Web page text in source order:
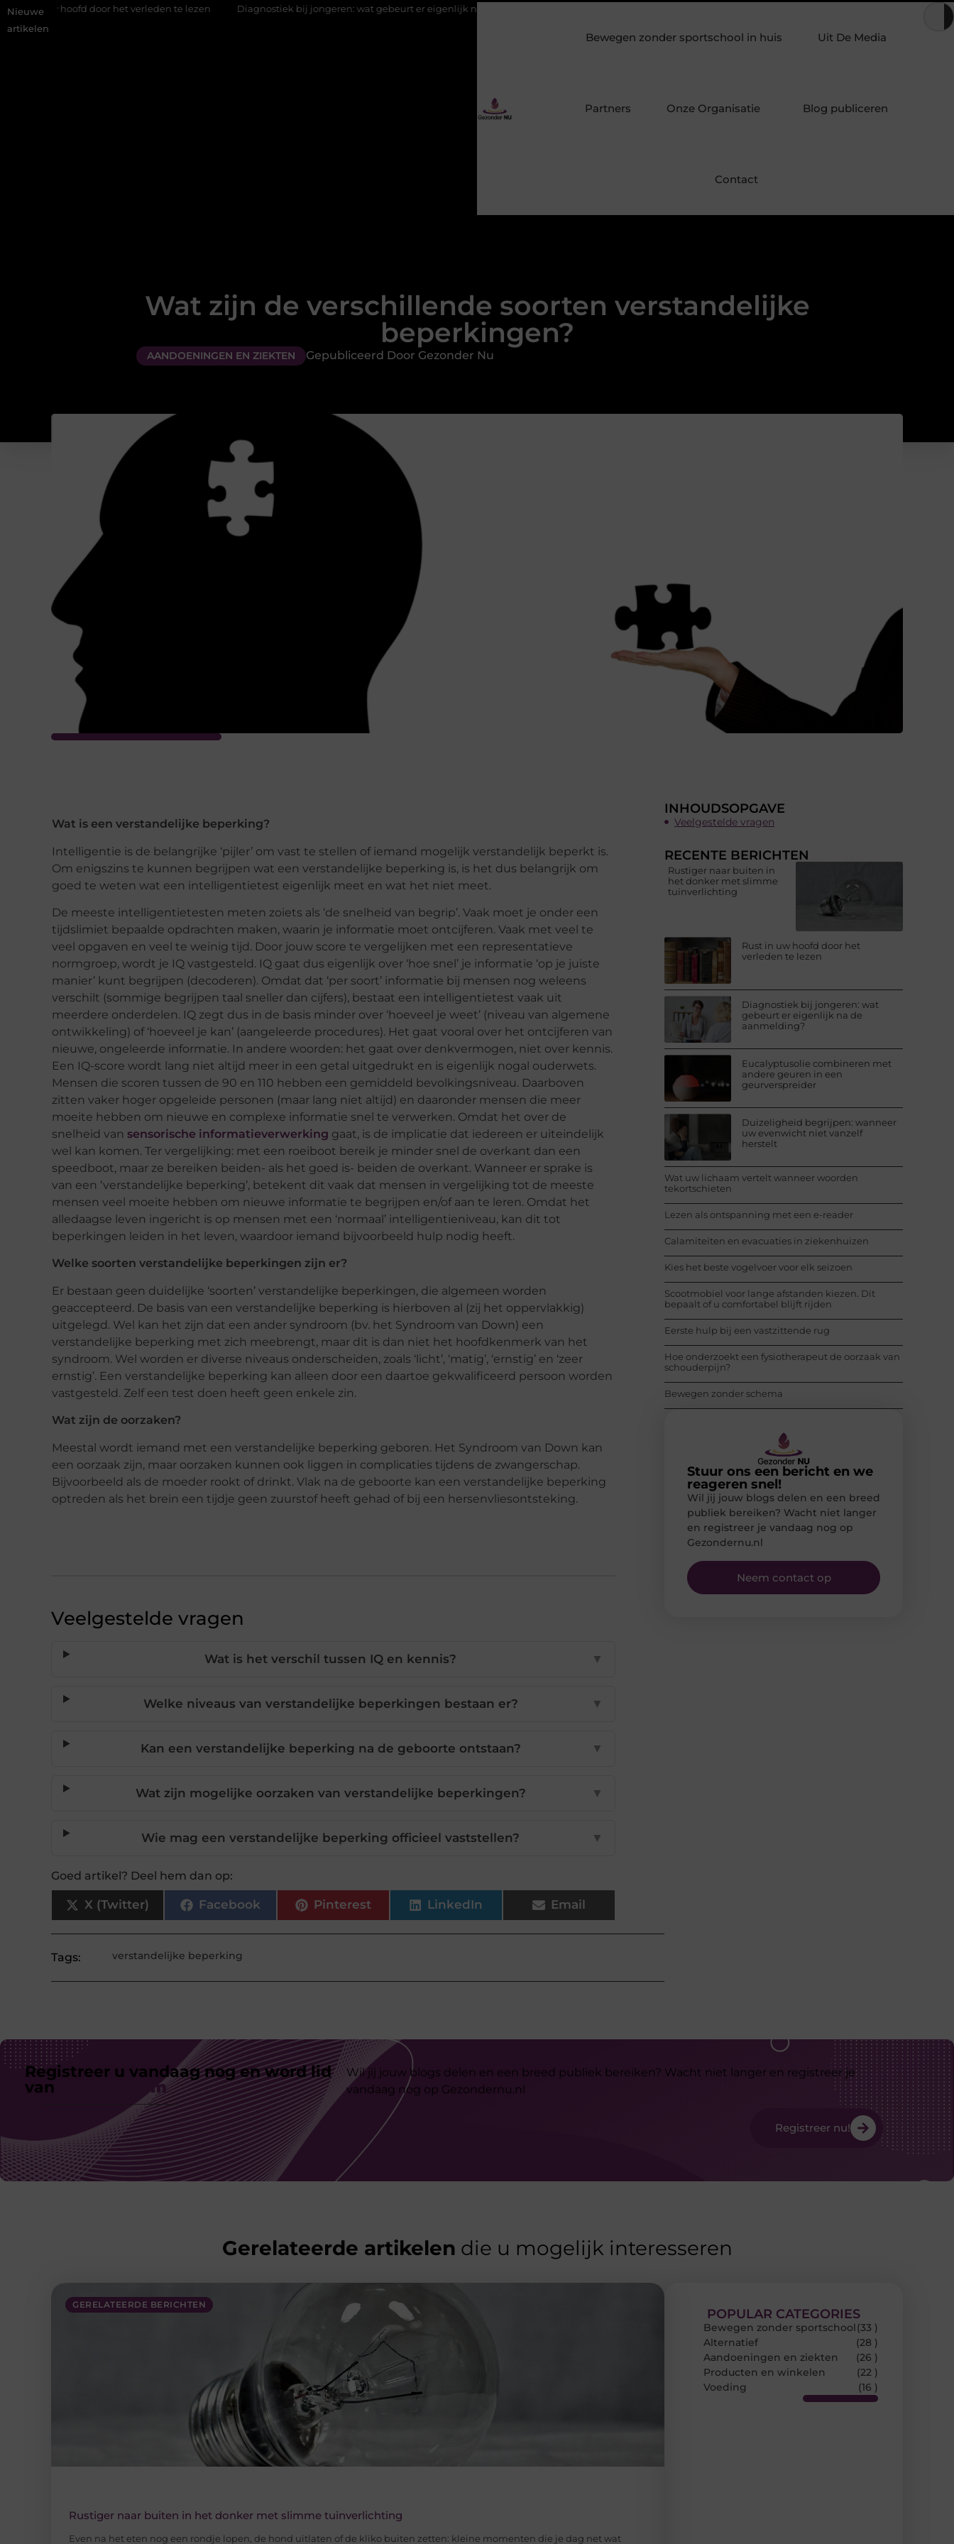
Nieuwe
artikelen
door het verleden te lezen Diagnostiek bij jongeren: wat gebeurt er eigenlijk na de aanmelding? Duizeligheid
Bewegen zonder sportschool in huis Uit De Media
Partners Onze Organisatie Blog publiceren
Contact
Wat zijn de verschillende soorten verstandelijke
beperkingen?
AANDOENINGEN EN ZIEKTEN Gepubliceerd Door Gezonder Nu
Wat is een verstandelijke beperking?
Intelligentie is de belangrijke ‘pijler’ om vast te stellen of iemand mogelijk verstandelijk beperkt is.
Om enigszins te kunnen begrijpen wat een verstandelijke beperking is, is het dus belangrijk om
goed te weten wat een intelligentietest eigenlijk meet en wat het niet meet.
De meeste intelligentietesten meten zoiets als ‘de snelheid van begrip’. Vaak moet je onder een
tijdslimiet bepaalde opdrachten maken, waarin je informatie moet ontcijferen. Vaak met veel te
veel opgaven en veel te weinig tijd. Door jouw score te vergelijken met een representatieve
normgroep, wordt je IQ vastgesteld. IQ gaat dus eigenlijk over ‘hoe snel’ je informatie ‘op je juiste
manier’ kunt begrijpen (decoderen). Omdat dat ‘per soort’ informatie bij mensen nog weleens
verschilt (sommige begrijpen taal sneller dan cijfers), bestaat een intelligentietest vaak uit
meerdere onderdelen. IQ zegt dus in de basis minder over ‘hoeveel je weet’ (niveau van algemene
ontwikkeling) of ‘hoeveel je kan’ (aangeleerde procedures). Het gaat vooral over het ontcijferen van
nieuwe, ongeleerde informatie. In andere woorden: het gaat over denkvermogen, niet over kennis.
Een IQ-score wordt lang niet altijd meer in een getal uitgedrukt en is eigenlijk nogal ouderwets.
Mensen die scoren tussen de 90 en 110 hebben een gemiddeld bevolkingsniveau. Daarboven
zitten vaker hoger opgeleide personen (maar lang niet altijd) en daaronder mensen die meer
moeite hebben om nieuwe en complexe informatie snel te verwerken. Omdat het over de
snelheid van sensorische informatieverwerking gaat, is de implicatie dat iedereen er uiteindelijk
wel kan komen. Ter vergelijking: met een roeiboot bereik je minder snel de overkant dan een
speedboot, maar ze bereiken beiden- als het goed is- beiden de overkant. Wanneer er sprake is
van een ‘verstandelijke beperking’, betekent dit vaak dat mensen in vergelijking tot de meeste
mensen veel moeite hebben om nieuwe informatie te begrijpen en/of aan te leren. Omdat het
alledaagse leven ingericht is op mensen met een ‘normaal’ intelligentieniveau, kan dit tot
beperkingen leiden in het leven, waardoor iemand bijvoorbeeld hulp nodig heeft.
Welke soorten verstandelijke beperkingen zijn er?
Er bestaan geen duidelijke ‘soorten’ verstandelijke beperkingen, die algemeen worden
geaccepteerd. De basis van een verstandelijke beperking is hierboven al (zij het oppervlakkig)
uitgelegd. Wel kan het zijn dat een ander syndroom (bv. het Syndroom van Down) een
verstandelijke beperking met zich meebrengt, maar dit is dan niet het hoofdkenmerk van het
syndroom. Wel worden er diverse niveaus onderscheiden, zoals ‘licht’, ‘matig’, ‘ernstig’ en ‘zeer
ernstig’. Een verstandelijke beperking kan alleen door een daartoe gekwalificeerd persoon worden
vastgesteld. Zelf een test doen heeft geen enkele zin.
Wat zijn de oorzaken?
Meestal wordt iemand met een verstandelijke beperking geboren. Het Syndroom van Down kan
een oorzaak zijn, maar oorzaken kunnen ook liggen in complicaties tijdens de zwangerschap.
Bijvoorbeeld als de moeder rookt of drinkt. Vlak na de geboorte kan een verstandelijke beperking
optreden als het brein een tijdje geen zuurstof heeft gehad of bij een hersenvliesontsteking.
Veelgestelde vragen
Wat is het verschil tussen IQ en kennis? ▼
Welke niveaus van verstandelijke beperkingen bestaan er? ▼
Kan een verstandelijke beperking na de geboorte ontstaan? ▼
Wat zijn mogelijke oorzaken van verstandelijke beperkingen? ▼
Wie mag een verstandelijke beperking officieel vaststellen? ▼
Goed artikel? Deel hem dan op:
X (Twitter) Facebook Pinterest LinkedIn Email
Tags: verstandelijke beperking
INHOUDSOPGAVE
Veelgestelde vragen
RECENTE BERICHTEN
Rustiger naar buiten in
het donker met slimme
tuinverlichting
Rust in uw hoofd door het
verleden te lezen
Diagnostiek bij jongeren: wat
gebeurt er eigenlijk na de
aanmelding?
Eucalyptusolie combineren met
andere geuren in een
geurverspreider
Duizeligheid begrijpen: wanneer
uw evenwicht niet vanzelf
herstelt
Wat uw lichaam vertelt wanneer woorden
tekortschieten
Lezen als ontspanning met een e-reader
Calamiteiten en evacuaties in ziekenhuizen
Kies het beste vogelvoer voor elk seizoen
Scootmobiel voor lange afstanden kiezen. Dit
bepaalt of u comfortabel blijft rijden
Eerste hulp bij een vastzittende rug
Hoe onderzoekt een fysiotherapeut de oorzaak van
schouderpijn?
Bewegen zonder schema
Stuur ons een bericht en we
reageren snel!
Wil jij jouw blogs delen en een breed
publiek bereiken? Wacht niet langer
en registreer je vandaag nog op
Gezondernu.nl
Neem contact op
Registreer u vandaag nog en word lid
van
ons platform
Wil jij jouw blogs delen en een breed publiek bereiken? Wacht niet langer en registreer je
vandaag nog op Gezondernu.nl
Registreer nu!
Gerelateerde artikelen die u mogelijk interesseren
GERELATEERDE BERICHTEN
Rustiger naar buiten in het donker met slimme tuinverlichting
Even na het eten nog een rondje lopen, de hond uitlaten of de kliko buiten zetten: kleine momenten die je dag net wat
POPULAR CATEGORIES
Bewegen zonder sportschool(33 )
Alternatief
(28 )
Aandoeningen en ziekten
(26 )
Producten en winkelen
(22 )
Voeding
(16 )